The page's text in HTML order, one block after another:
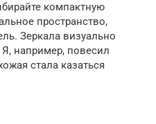
компактную
пространство,
Зеркала визуально
например, повесил
стала казаться